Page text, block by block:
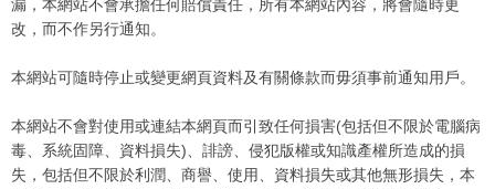
漏，本網站不會承擔任何賠償責任，所有本網站內容，將會隨時更
改，而不作另行通知。
本網站可隨時停止或變更網頁資料及有關條款而毋須事前通知用戶。
本網站不會對使用或連結本網頁而引致任何損害(包括但不限於電腦病
毒、系統固障、資料損失)、誹謗、侵犯版權或知識產權所造成的損
失，包括但不限於利潤、商譽、使用、資料損失或其他無形損失，本